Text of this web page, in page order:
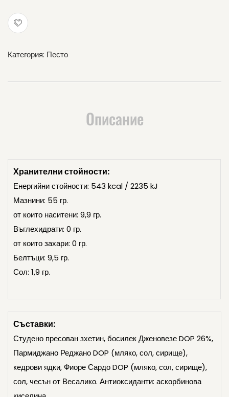
Категория: Песто
Описание
Хранителни стойности:
Енергийни стойности: 543 kcal / 2235 kJ
Мазнини: 55 гр.
от които наситени: 9,9 гр.
Въглехидрати: 0 гр.
от които захари: 0 гр.
Белтъци: 9,5 гр.
Сол: 1,9 гр.
Съставки:
Студено пресован зхетин, босилек Дженовезе DOP 26%,
Пармиджано Реджано DOP (мляко, сол, сирище),
кедрови ядки, Фиоре Сардо DOP (мляко, сол, сирище),
сол, чесън от Весалико. Антиоксиданти: аскорбинова